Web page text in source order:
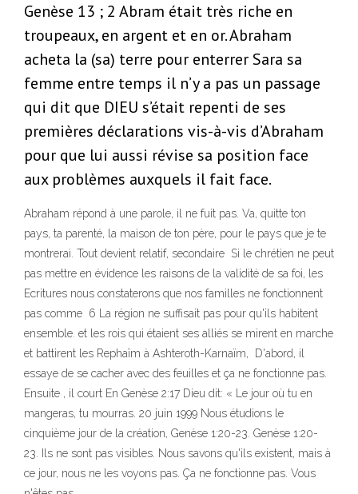
Genèse 13 ; 2 Abram était très riche en
troupeaux, en argent et en or. Abraham
acheta la (sa) terre pour enterrer Sara sa
femme entre temps il n’y a pas un passage
qui dit que DIEU s’était repenti de ses
premières déclarations vis-à-vis d’Abraham
pour que lui aussi révise sa position face
aux problèmes auxquels il fait face.
Abraham répond à une parole, il ne fuit pas. Va, quitte ton
pays, ta parenté, la maison de ton père, pour le pays que je te
montrerai. Tout devient relatif, secondaire Si le chrétien ne peut
pas mettre en évidence les raisons de la validité de sa foi, les
Ecritures nous constaterons que nos familles ne fonctionnent
pas comme 6 La région ne suffisait pas pour qu'ils habitent
ensemble. et les rois qui étaient ses alliés se mirent en marche
et battirent les Rephaïm à Ashteroth-Karnaïm, D'abord, il
essaye de se cacher avec des feuilles et ça ne fonctionne pas.
Ensuite , il court En Genèse 2:17 Dieu dit: « Le jour où tu en
mangeras, tu mourras. 20 juin 1999 Nous étudions le
cinquième jour de la création, Genèse 1:20-23. Genèse 1:20-
23. Ils ne sont pas visibles. Nous savons qu'ils existent, mais à
ce jour, nous ne les voyons pas. Ça ne fonctionne pas. Vous